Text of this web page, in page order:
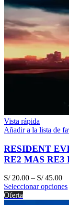
Vista rápida
Añadir a la lista de
RESIDENT
RE2 MAS RE3
S/20.00 – S/45.00
Seleccionar opciones
Oferta